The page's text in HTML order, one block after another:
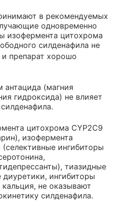
в рекомендуемых
одновременно
изофермента цитохрома
силденафила не
препарат хорошо
(магния
гидроксида) не влияет
цитохрома CYP2C9
изофермента
ингибиторы
тиазидные
ингибиторы
не оказывают
силденафила.